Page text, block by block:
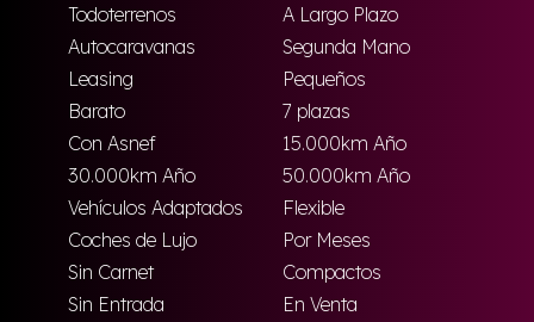
Todoterrenos
A Largo Plazo
Autocaravanas
Segunda Mano
Leasing
Pequeños
Barato
7 plazas
Con Asnef
15.000km Año
30.000km Año
50.000km Año
Vehículos Adaptados
Flexible
Coches de Lujo
Por Meses
Sin Carnet
Compactos
Sin Entrada
En Venta